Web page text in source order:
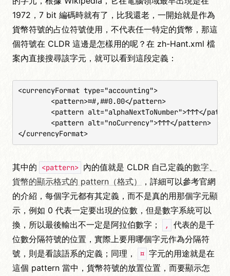
1972，7 bit 編碼時就有了，比我還老，一開始就是作為
貨幣符號的占位符號使用，不代表任一特定的貨幣，那這
個符號在 CLDR 這邊是怎樣用的呢？在 zh-Hant.xml 檔
案內直接搜尋該字元，就可以看到這段定義：
<currencyFormat type="accounting">
</currencyFormat>
其中的 <pattern> 內的值就是 CLDR 自己定義的數字、
貨幣的顯示格式的 pattern（格式）
，詳細可以參考官網
的介紹，每個字元都有其定義，而不是真的用那個字元顯
示，例如 0 代表一定要出現的位數，但是數字系統可以
換，所以最後輸出不一定是阿拉伯數字；
,
代表的是千
位數分隔符號的位置，實際上要用哪個字元作為分隔符
號，則是看該語系的定義；同理，
¤ 字元的用途就是在
這個 pattern 當中，貨幣符號的放置位置，而要顯示怎